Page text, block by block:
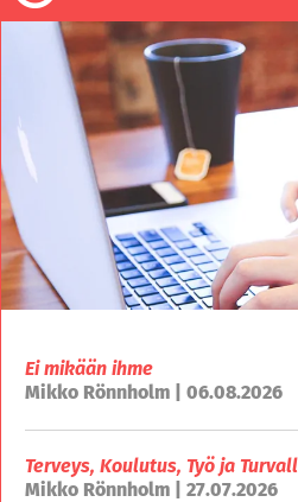
Ei mikään ihme
Mikko Rönnholm | 06.08.2026
Terveys, Koulutus, Työ ja
Mikko Rönnholm | 27.07.2026